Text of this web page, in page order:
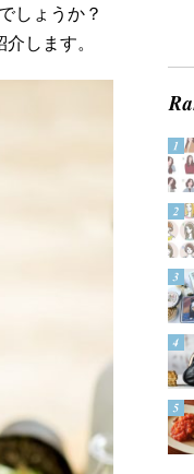
しょうか？
します。